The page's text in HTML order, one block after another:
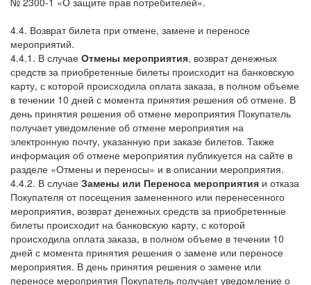
4.4. Возврат билета при отмене, замене и переносе
мероприятий.
4.4.1. В случае Отмены мероприятия, возврат денежных
средств за приобретенные билеты происходит на банковскую
карту, с которой происходила оплата заказа, в полном объеме
в течении 10 дней с момента принятия решения об отмене. В
день принятия решения об отмене мероприятия Покупатель
получает уведомление об отмене мероприятия на
электронную почту, указанную при заказе билетов. Также
информация об отмене мероприятия публикуется на сайте в
разделе «Отмены и переносы» и в описании мероприятия.
4.4.2. В случае Замены или Переноса мероприятия и отказа
Покупателя от посещения замененного или перенесенного
мероприятия, возврат денежных средств за приобретенные
билеты происходит на банковскую карту, с которой
происходила оплата заказа, в полном объеме в течении 10
дней с момента принятия решения о замене или переносе
мероприятия. В день принятия решения о замене или
переносе мероприятия Покупатель получает уведомление о